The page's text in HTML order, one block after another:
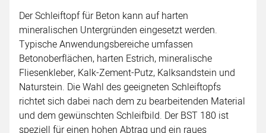
Der Schleiftopf für Beton kann auf harten
mineralischen Untergründen eingesetzt werden.
Typische Anwendungsbereiche umfassen
Betonoberflächen, harten Estrich, mineralische
Fliesenkleber, Kalk-Zement-Putz, Kalksandstein und
Naturstein. Die Wahl des geeigneten Schleiftopfs
richtet sich dabei nach dem zu bearbeitenden Material
und dem gewünschten Schleifbild. Der BST 180 ist
speziell für einen hohen Abtrag und ein raues